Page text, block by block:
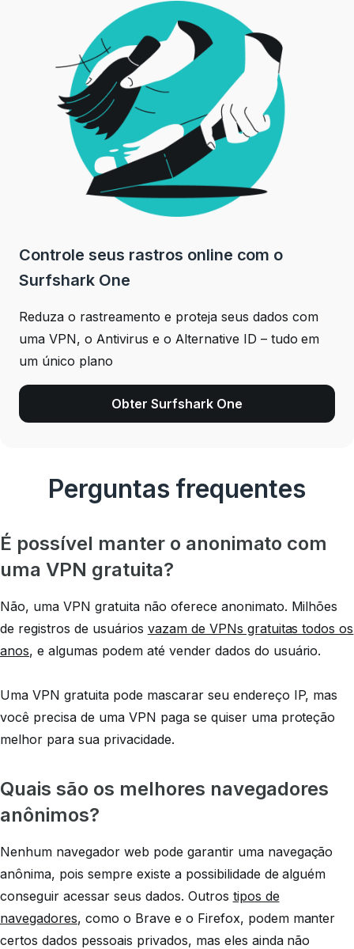
Controle seus rastros online com o
Surfshark One
Reduza o rastreamento e proteja seus dados com
uma VPN, o Antivirus e o Alternative ID – tudo em
um único plano
Obter Surfshark One
Perguntas frequentes
É possível manter o anonimato com
uma VPN gratuita?
Não, uma VPN gratuita não oferece anonimato. Milhões
de registros de usuários vazam de VPNs gratuitas todos os
anos, e algumas podem até vender dados do usuário.
Uma VPN gratuita pode mascarar seu endereço IP, mas
você precisa de uma VPN paga se quiser uma proteção
melhor para sua privacidade.
Quais são os melhores navegadores
anônimos?
Nenhum navegador web pode garantir uma navegação
anônima, pois sempre existe a possibilidade de alguém
conseguir acessar seus dados. Outros tipos de
navegadores, como o Brave e o Firefox, podem manter
certos dados pessoais privados, mas eles ainda não